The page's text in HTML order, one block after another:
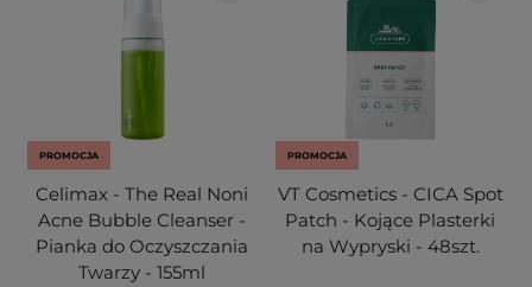
PROMOCJA
Celimax - The Real Noni
Acne Bubble Cleanser -
Pianka do Oczyszczania
Twarzy - 155ml
PROMOCJA
VT Cosmetics - CICA Spot
Patch - Kojące Plasterki
na Wypryski - 48szt.